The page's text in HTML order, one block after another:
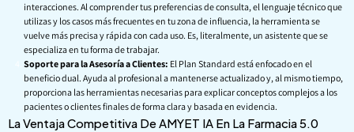
interacciones. Al comprender tus preferencias de consulta, el lenguaje técnico que
utilizas y los casos más frecuentes en tu zona de influencia, la herramienta se
vuelve más precisa y rápida con cada uso. Es, literalmente, un asistente que se
especializa en tu forma de trabajar.
Soporte para la Asesoría a Clientes: El Plan Standard está enfocado en el
beneficio dual. Ayuda al profesional a mantenerse actualizado y, al mismo tiempo,
proporciona las herramientas necesarias para explicar conceptos complejos a los
pacientes o clientes finales de forma clara y basada en evidencia.
La Ventaja Competitiva De AMYET IA En La Farmacia 5.0